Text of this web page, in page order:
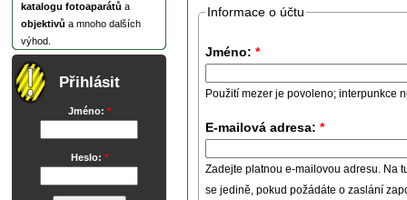
katalogu fotoaparátů a
objektivů a mnoho dalších
výhod.
Přihlásit
Jméno: *
Heslo: *
Informace o účtu
Jméno: *
Použití mezer je povoleno; interpunkce
E-mailová adresa: *
Zadejte platnou e-mailovou adresu. Na
se jedině, pokud požádáte o zaslání